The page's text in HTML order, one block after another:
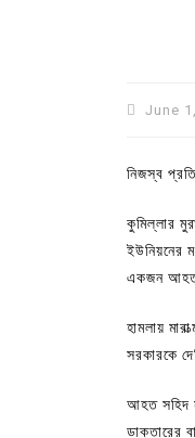
June
নিজস্ব
কুমিল্লার
ইউনিয়নের
একজন আহত
হামলায়
সরকারকে
আহত সহিদ
ডাক্তারের